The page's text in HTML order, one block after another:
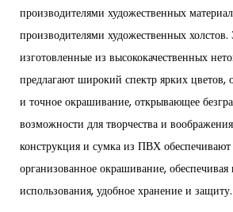
производителями художественных
производителями художественных
изготовленные из высококачественных
предлагают широкий спектр ярких цветов,
и точное окрашивание, открывающее
возможности для творчества и
конструкция и сумка из ПВХ
организованное окрашивание, обеспечивая
использования, удобное хранение и защиту.